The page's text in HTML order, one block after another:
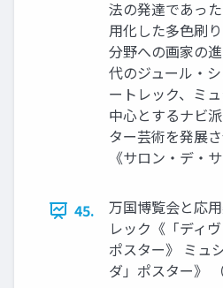
法の発達であっ
用化した多色刷
分野への画家の
代のジュール・
ートレック、ミ
中心とするナビ
ター芸術を発展
《サロン・デ・
45.
万国博覧会と応
レック《「ディ
ポスター》 ミュ
ダ」ポスター》